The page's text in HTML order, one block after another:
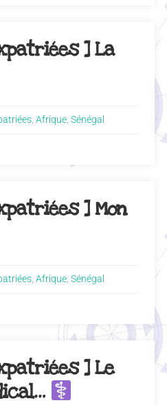
] La
, Afrique, Sénégal
] Mon
, Afrique, Sénégal
] Le